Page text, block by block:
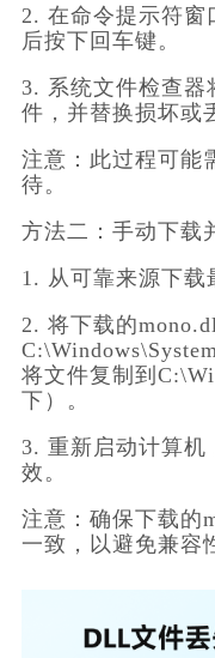
2. 在命令提示符窗
后按下回车键。
3. 系统文件检查器
件，并替换损坏或
注意：此过程可能
待。
方法二：手动下载
1. 从可靠来源下载
2. 将下载的
将文件复制到
下）。
3. 重新启动计算机
效。
注意：确保下载的
一致，以避免兼容